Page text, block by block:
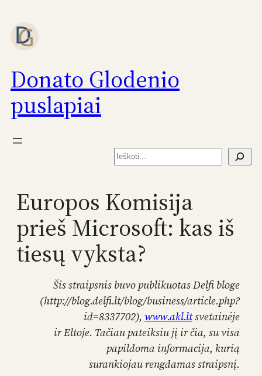
prie
turinio
Donato Glodenio
puslapiai
Paieška
Europos Komisija
prieš Microsoft: kas iš
tiesų vyksta?
Šis straipsnis buvo publikuotas Delfi bloge
(http://blog.delfi.lt/blog/business/article.php?
id=8337702), www.akl.ltsvetainėje
ir Eltoje. Tačiau pateiksiu jį ir čia, su visa
papildoma informacija, kurią
surankiojau rengdamas straipsnį.